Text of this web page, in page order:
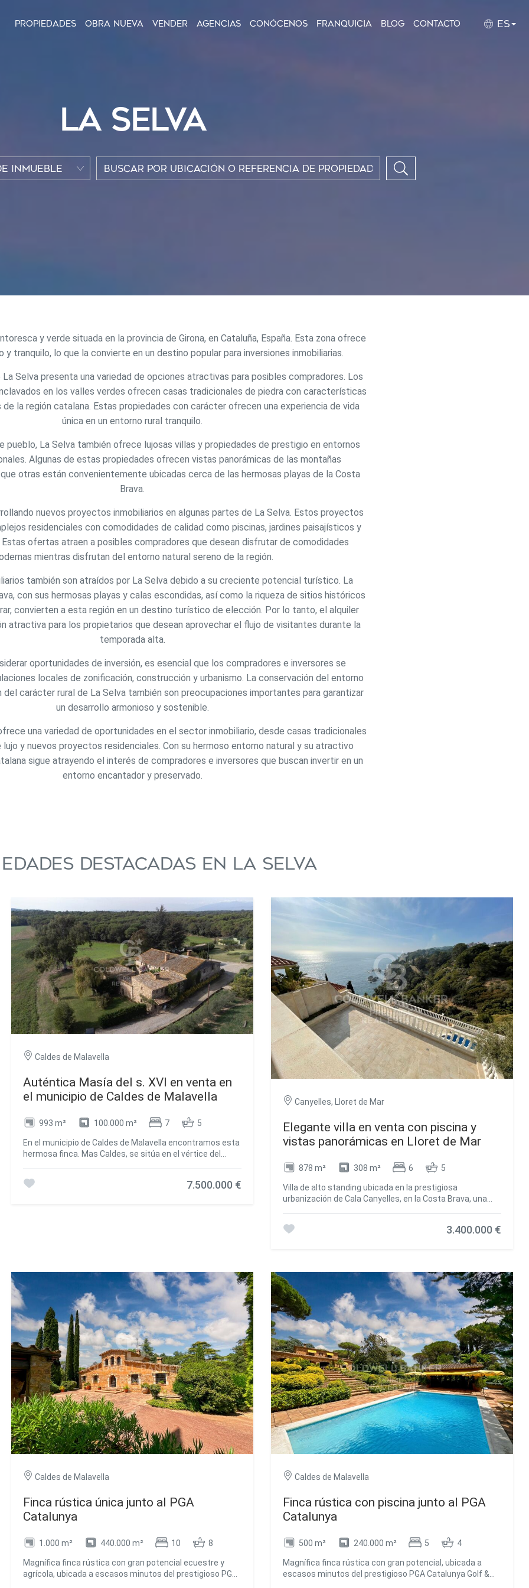
Propiedades Obra nueva Vender Agencias Conócenos Franquicia Blog Contacto ES
LA SELVA
INMUEBLE
y verde situada en la provincia de Girona, en Cataluña, España. Esta zona ofrece
y tranquilo, lo que la convierte en un destino popular para inversiones inmobiliarias.
Selva presenta una variedad de opciones atractivas para posibles compradores. Los
en los valles verdes ofrecen casas tradicionales de piedra con características
la región catalana. Estas propiedades con carácter ofrecen una experiencia de vida
única en un entorno rural tranquilo.
pueblo, La Selva también ofrece lujosas villas y propiedades de prestigio en entornos
Algunas de estas propiedades ofrecen vistas panorámicas de las montañas
otras están convenientemente ubicadas cerca de las hermosas playas de la Costa
Brava.
nuevos proyectos inmobiliarios en algunas partes de La Selva. Estos proyectos
residenciales con comodidades de calidad como piscinas, jardines paisajísticos y
ofertas atraen a posibles compradores que desean disfrutar de comodidades
mientras disfrutan del entorno natural sereno de la región.
también son atraídos por La Selva debido a su creciente potencial turístico. La
con sus hermosas playas y calas escondidas, así como la riqueza de sitios históricos
convierten a esta región en un destino turístico de elección. Por lo tanto, el alquiler
atractiva para los propietarios que desean aprovechar el flujo de visitantes durante la
temporada alta.
oportunidades de inversión, es esencial que los compradores e inversores se
locales de zonificación, construcción y urbanismo. La conservación del entorno
del carácter rural de La Selva también son preocupaciones importantes para garantizar
un desarrollo armonioso y sostenible.
una variedad de oportunidades en el sector inmobiliario, desde casas tradicionales
y nuevos proyectos residenciales. Con su hermoso entorno natural y su atractivo
sigue atrayendo el interés de compradores e inversores que buscan invertir en un
entorno encantador y preservado.
destacadas en La Selva
Caldes de Malavella
Auténtica Masía del s. XVI en venta en
el municipio de Caldes de Malavella
993 m² 100.000 m² 7 5
En el municipio de Caldes de Malavella encontramos esta
hermosa finca. Mas Caldes, se sitúa en el vértice del
de 993 m2 construidos entre la Masía principal, casa de
sala vestidor con acceso a 3 dormitorios más con salida
a terraza interior y 1 baño. Junto a la Masía encontramos
la casa de guardas que consta de salón/ comedor,
cocina, 2 dormitorios y 1 baño. La casita de piscina:
Vestidores. Almacén. Cocina y BBQ exterior.
Observaciones: Chimenea. Garaje. Sala con cámara
frigorífica. Varios pozos que se utilizan para el riego del
cultivo de regadío. Aproximadamente a 50 min. de
Barcelona, 20 minutos de Girona y 10 min. del Aeropuerto
de Girona. #ref:GI07700CB
7.500.000 €
Canyelles, Lloret de Mar
Elegante villa en venta con piscina y
vistas panorámicas en Lloret de Mar
878 m² 308 m² 6 5
Villa de alto standing ubicada en la prestigiosa
urbanización de Cala Canyelles, en la Costa Brava, una
sido completamente renovada con paredes de color
decorada con columnas de mármol y estatuas. Esta villa
cuenta con 3 niveles: - En la planta baja hay un salón de
video, 3 habitaciones, una habitación para el personal y un
baño para invitados. - En la primera planta, se encuentra
una cocina moderna totalmente equipada con acceso a
la terraza y al jardín, así como un amplio salón comedor
con acceso a la terraza y una vista panorámica del mar. -
En el tercer piso hay 3 dormitorios amueblados (de 15
m2, 18 m2 y 20 m2), dos de ellos con vistas al mar, y uno
con vistas al jardín. - La tercera planta es una gran
terraza con un solarium. El interior de la casa está
decorada con tonos blancos cremosos a juego con los
suelos de mármol, una combinación perfecta que van a
tono con las paredes de toda la villa, cuenta también con
unos enormes ventanales que proporcionan mucha luz a
la casa. Disponible a la venta o en Alquiler. #ref:CBES65
3.400.000 €
Caldes de Malavella
Finca rústica única junto al PGA
Catalunya
1.000 m² 440.000 m² 10 8
Magnífica finca rústica con gran potencial ecuestre y
agrícola, ubicada a escasos minutos del prestigioso PGA
Caldes de Malavella
Finca rústica con piscina junto al PGA
Catalunya
500 m² 240.000 m² 5 4
Magnífica finca rústica con gran potencial, ubicada a
escasos minutos del prestigioso PGA Catalunya Golf &
cookies
y funcionales Siempre activas
web utiliza Cookies propias para recopilar información con la finalidad de
servicios. Si continua navegando, supone la aceptación de la
de las mismas. El usuario tiene la posibilidad de configurar su navegador
en cuenta que dicha acción podrá ocasionar dificultades de navegación
La información recogida mediante este tipo de cookies se utiliza en la
con el fin de introducir mejoras en función del análisis de los datos de uso
los usuarios del servicio. Permiten guardar la información de preferencia
para mejorar la calidad de nuestros servicios y para ofrecer una mejor
a través de productos recomendados.
y publicidad
son utilizadas para almacenar información sobre las preferencias y
personales del usuario a través de la observación continuada de sus
navegación. Gracias a ellas, podemos conocer los hábitos de navegación
web y mostrar publicidad relacionada con el perfil de navegación del